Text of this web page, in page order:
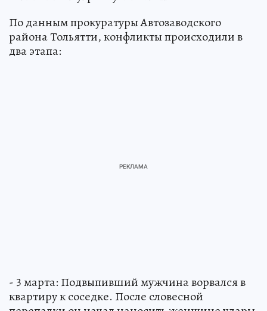
По данным прокуратуры Автозаводского
района Тольятти, конфликты происходили в
два этапа:
- 3 марта: Подвыпивший мужчина ворвался в
квартиру к соседке. После словесной